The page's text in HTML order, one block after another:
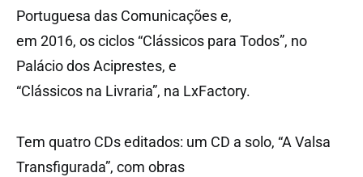
Portuguesa das Comunicações e,
em 2016, os ciclos “Clássicos para Todos”, no
Palácio dos Aciprestes, e
“Clássicos na Livraria”, na LxFactory.
Tem quatro CDs editados: um CD a solo, “A Valsa
Transfigurada”, com obras